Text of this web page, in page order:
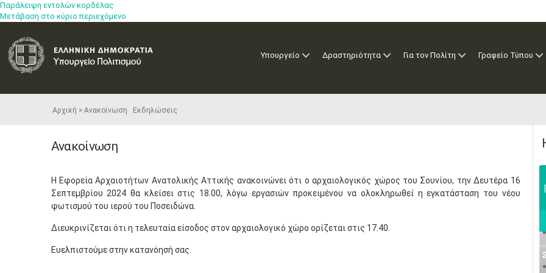
Παράλειψη εντολών κορδέλας
Μετάβαση στο κύριο περιεχόμενο
Υπουργείο Δραστηριότητα Για τον Πολίτη Γραφείο Τύπου
Αρχική Ανακοίνωση Εκδηλώσεις
Ανακοίνωση
​Η Εφορεία Αρχαιοτήτων Ανατολικής Αττικής ανακοινώνει ότι ο αρχαιολογικός χώρος του Σουνίου, την Δευτέρα 16
Σεπτεμβρίου 2024 θα κλείσει στις 18.00, λόγω εργασιών προκειμένου να ολοκληρωθεί η εγκατάσταση του νέου
φωτισμού του ιερού του Ποσειδώνα.
Διευκρινίζεται ότι η τελευταία είσοδος στον αρχαιολογικό χώρο ορίζεται στις 17.40.
Ευελπιστούμε στην κατανόησή σας.
•
•